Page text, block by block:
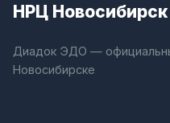
НРЦ
Диадок ЭДО —
Новосибирске